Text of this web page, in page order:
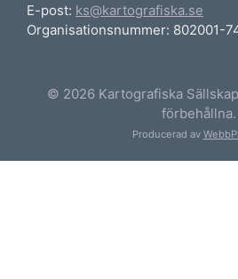
E-post: ks@kartografiska.se
Organisationsnummer: 802001-
© 2026 Kartografiska
förbehållna.
Producerad av